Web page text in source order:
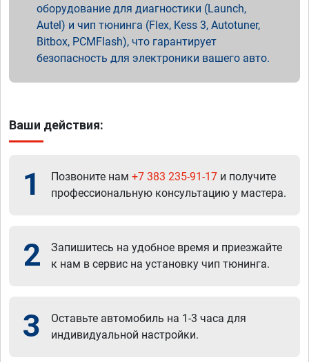
оборудование для диагностики (Launch,
Autel) и чип тюнинга (Flex, Kess 3, Autotuner,
Bitbox, PCMFlash), что гарантирует
безопасность для электроники вашего авто.
Ваши действия:
1 Позвоните нам +7 383 235-91-17 и получите
профессиональную консультацию у мастера.
2
Запишитесь на удобное время и приезжайте
к нам в сервис на установку чип тюнинга.
3
Оставьте автомобиль на 1-3 часа для
индивидуальной настройки.